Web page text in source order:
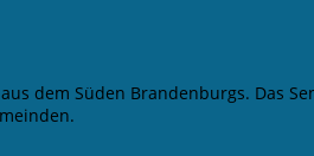
dem Süden Brandenburgs. Das